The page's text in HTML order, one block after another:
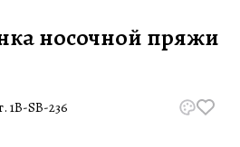
носочной пряжи
1B-SB-236